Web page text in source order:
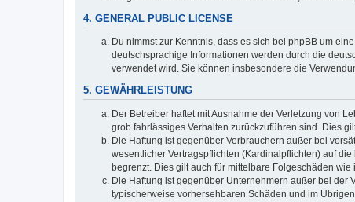
4. GENERAL PUBLIC LICENSE
Du nimmst zur Kenntnis, dass es sich bei phpBB um eine
deutschsprachige Informationen werden durch die
verwendet wird. Sie können insbesondere die
5. GEWÄHRLEISTUNG
Der Betreiber haftet mit Ausnahme der Verletzung von
grob fahrlässiges Verhalten zurückzuführen sind. Dies
Die Haftung ist gegenüber Verbrauchern außer bei
wesentlicher Vertragspflichten (Kardinalpflichten) auf
begrenzt. Dies gilt auch für mittelbare Folgeschäden
Die Haftung ist gegenüber Unternehmern außer bei der
typischerweise vorhersehbaren Schäden und im